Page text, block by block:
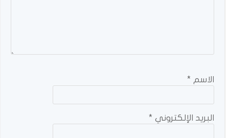
الاسم *
البريد الإلكتروني *